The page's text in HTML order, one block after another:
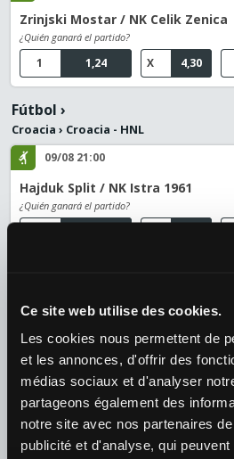
Ce site web utilise des cookies.
Les cookies nous permettent de
et les annonces, d'offrir des
médias sociaux et d'analyser
partageons également des
notre site avec nos partenaires
publicité et d'analyse, qui
Zrinjski Mostar / NK Celik Zenica
¿Quién ganará el partido?
1,24
1 4,30
X
Fútbol ›
Croacia › Croacia - HNL
09/08 21:00
Hajduk Split / NK Istra 1961
¿Quién ganará el partido?
Hammarby IF / BK Hacken
1,50
1 4,40
X
09/08 14:00